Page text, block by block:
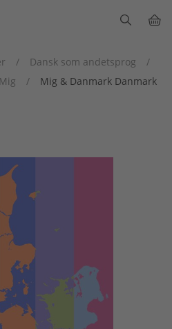
/ Dansk som andetsprog
/
/
Mig & Danmark Danmark